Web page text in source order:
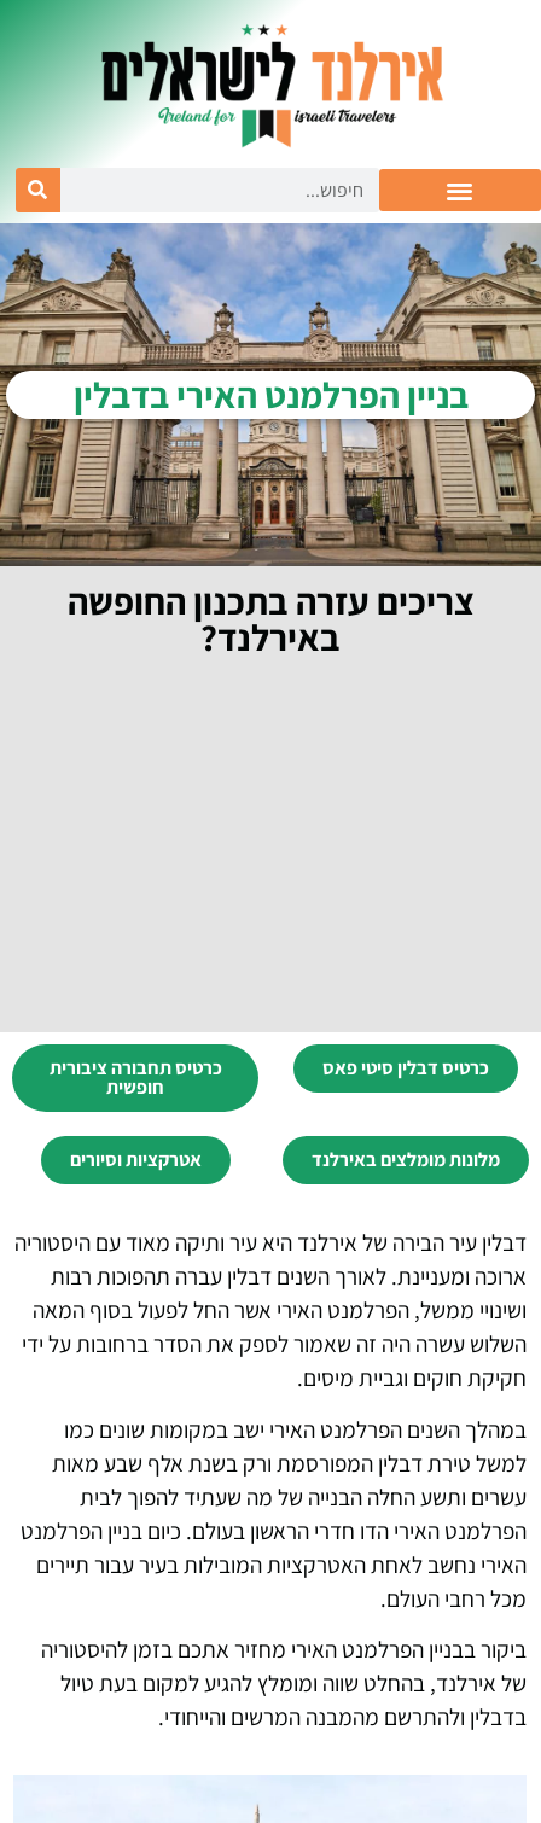
בניין הפרלמנט האירי בדבלין
צריכים עזרה בתכנון החופשה
באירלנד?
כרטיס דבלין סיטי פאס כרטיס תחבורה ציבורית
חופשית
מלונות מומלצים באירלנד אטרקציות וסיורים
דבלין עיר הבירה של אירלנד היא עיר ותיקה מאוד עם היסטוריה
ארוכה ומעניינת. לאורך השנים דבלין עברה תהפוכות רבות
ושינויי ממשל, הפרלמנט האירי אשר החל לפעול בסוף המאה
השלוש עשרה היה זה שאמור לספק את הסדר ברחובות על ידי
חקיקת חוקים וגביית מיסים.
במהלך השנים הפרלמנט האירי ישב במקומות שונים כמו
למשל טירת דבלין המפורסמת ורק בשנת אלף שבע מאות
עשרים ותשע החלה הבנייה של מה שעתיד להפוך לבית
הפרלמנט האירי הדו חדרי הראשון בעולם. כיום בניין הפרלמנט
האירי נחשב לאחת האטרקציות המובילות בעיר עבור תיירים
מכל רחבי העולם.
ביקור בבניין הפרלמנט האירי מחזיר אתכם בזמן להיסטוריה
של אירלנד, בהחלט שווה ומומלץ להגיע למקום בעת טיול
בדבלין ולהתרשם מהמבנה המרשים והייחודי.